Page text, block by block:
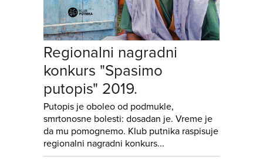
Regionalni nagradni
konkurs "Spasimo
putopis" 2019.
Putopis je oboleo od podmukle,
smrtonosne bolesti: dosadan je. Vreme je
da mu pomognemo. Klub putnika raspisuje
regionalni nagradni konkurs...